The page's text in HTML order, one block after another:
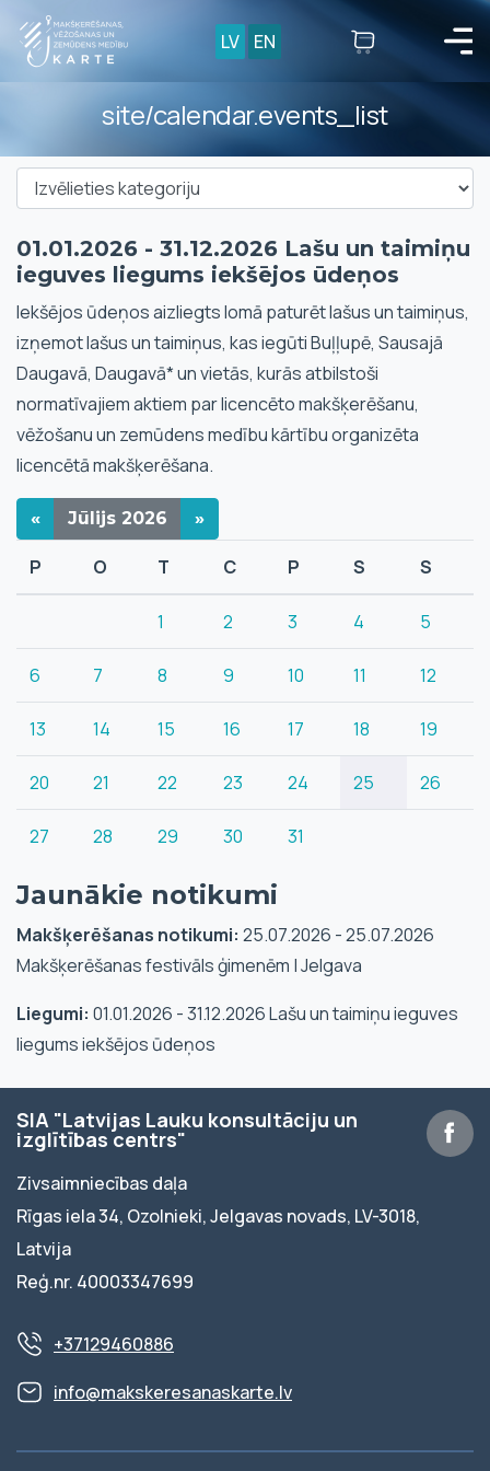
LV EN
site/calendar.events_list
01.01.2026 - 31.12.2026 Lašu un taimiņu
ieguves liegums iekšējos ūdeņos
Iekšējos ūdeņos aizliegts lomā paturēt lašus un taimiņus,
izņemot lašus un taimiņus, kas iegūti Buļļupē, Sausajā
Daugavā, Daugavā* un vietās, kurās atbilstoši
normatīvajiem aktiem par licencēto makšķerēšanu,
vēžošanu un zemūdens medību kārtību organizēta
licencētā makšķerēšana.
« Jūlijs 2026 »
P O T C P S S
1 2 3 4 5
6 7 8 9 10 11 12
13 14 15 16 17 18 19
20 21 22 23 24 25 26
27 28 29 30 31
Jaunākie notikumi
Makšķerēšanas notikumi: 25.07.2026 - 25.07.2026
Makšķerēšanas festivāls ģimenēm | Jelgava
Liegumi: 01.01.2026 - 31.12.2026 Lašu un taimiņu ieguves
liegums iekšējos ūdeņos
SIA "Latvijas Lauku konsultāciju un
izglītības centrs"
Zivsaimniecības daļa
Rīgas iela 34, Ozolnieki, Jelgavas novads, LV-3018,
Latvija
Reģ.nr. 40003347699
+37129460886
info@makskeresanaskarte.lv